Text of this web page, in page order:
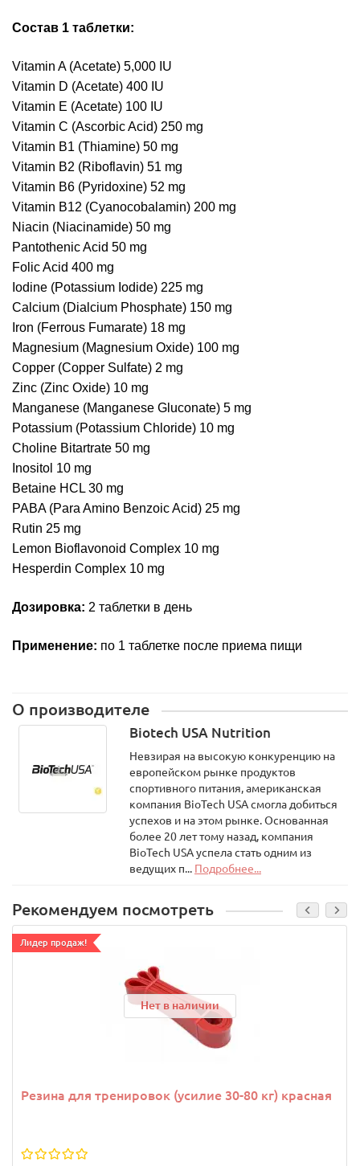
Состав 1 таблетки:
Vitamin A (Acetate) 5,000 IU
Vitamin D (Acetate) 400 IU
Vitamin E (Acetate) 100 IU
Vitamin C (Ascorbic Acid) 250 mg
Vitamin B1 (Thiamine) 50 mg
Vitamin B2 (Riboflavin) 51 mg
Vitamin B6 (Pyridoxine) 52 mg
Vitamin B12 (Cyanocobalamin) 200 mg
Niacin (Niacinamide) 50 mg
Pantothenic Acid 50 mg
Folic Acid 400 mg
Iodine (Potassium Iodide) 225 mg
Calcium (Dialcium Phosphate) 150 mg
Iron (Ferrous Fumarate) 18 mg
Magnesium (Magnesium Oxide) 100 mg
Copper (Copper Sulfate) 2 mg
Zinc (Zinc Oxide) 10 mg
Manganese (Manganese Gluconate) 5 mg
Potassium (Potassium Chloride) 10 mg
Choline Bitartrate 50 mg
Inositol 10 mg
Betaine HCL 30 mg
PABA (Para Amino Benzoic Acid) 25 mg
Rutin 25 mg
Lemon Bioflavonoid Complex 10 mg
Hesperdin Complex 10 mg
Дозировка: 2 таблетки в день
Применение: по 1 таблетке после приема пищи
О производителе
Biotech USA Nutrition
Невзирая на высокую конкуренцию на
европейском рынке продуктов
спортивного питания, американская
компания BioTech USA смогла добиться
успехов и на этом рынке. Основанная
более 20 лет тому назад, компания
BioTech USA успела стать одним из
ведущих п... Подробнее...
Рекомендуем посмотреть
Лидер продаж!
Нет в наличии
Резина для тренировок (усилие 30-80 кг) красная